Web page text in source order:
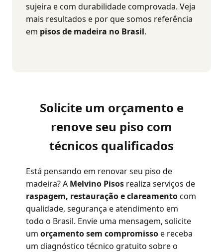
sujeira e com durabilidade comprovada. Veja
mais resultados e por que somos referência
em pisos de madeira no Brasil.
Solicite um orçamento e
renove seu piso com
técnicos qualificados
Está pensando em renovar seu piso de
madeira? A Melvino Pisos realiza serviços de
raspagem, restauração e clareamentocom
qualidade, segurança e atendimento em
todo o Brasil. Envie uma mensagem, solicite
um orçamento sem compromissoe receba
um diagnóstico técnico gratuito sobre o